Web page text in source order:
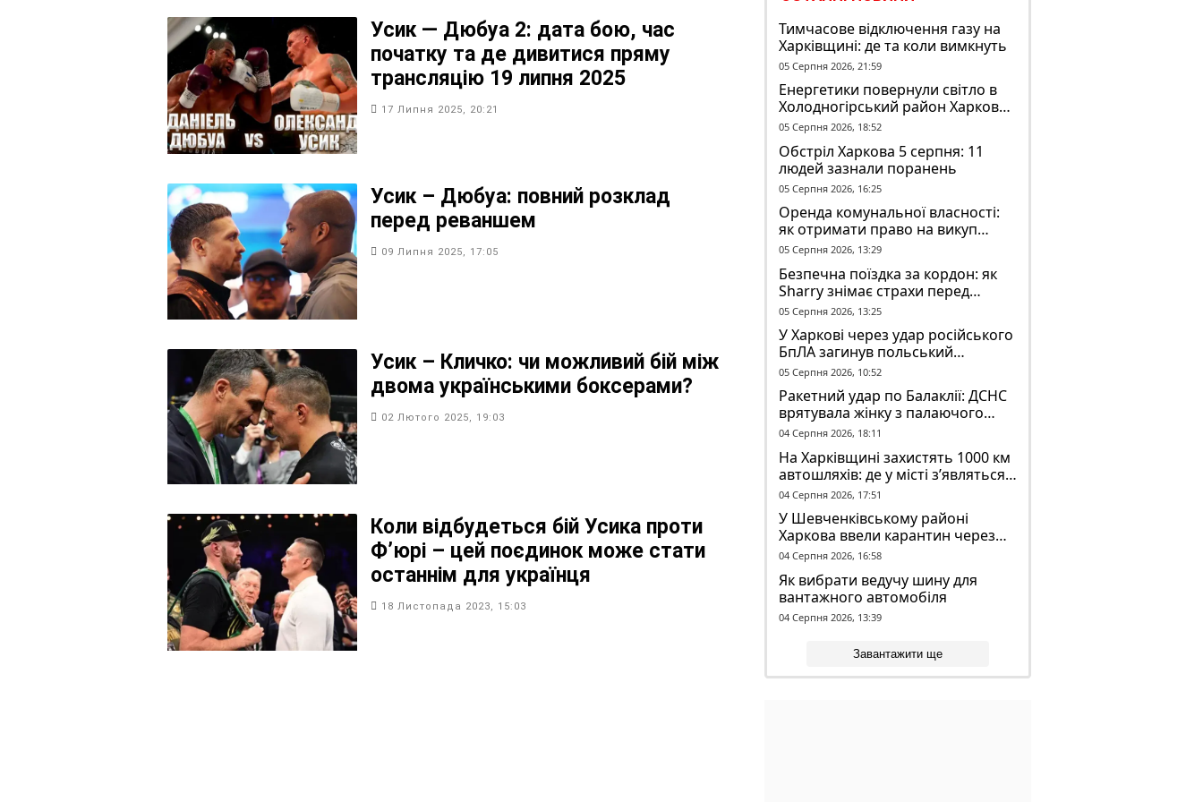
Усик — Дюбуа 2: дата бою, час
початку та де дивитися пряму
трансляцію 19 липня 2025
17 Липня 2025, 20:21
Усик – Дюбуа: повний розклад
перед реваншем
09 Липня 2025, 17:05
Усик – Кличко: чи можливий бій між
двома українськими боксерами?
02 Лютого 2025, 19:03
Коли відбудеться бій Усика проти
Фʼюрі – цей поєдинок може стати
останнім для українця
18 Листопада 2023, 15:03
Тимчасове відключення газу на
Харківщині: де та коли вимкнуть
05 Серпня 2026, 21:59
Енергетики повернули світло в
Холодногірський район Харкова
після ворожого обстрілу
05 Серпня 2026, 18:52
Обстріл Харкова 5 серпня: 11
людей зазнали поранень
05 Серпня 2026, 16:25
Оренда комунальної власності:
як отримати право на викуп
об’єкта
05 Серпня 2026, 13:29
Безпечна поїздка за кордон: як
Sharry знімає страхи перед
довгою дорогою
05 Серпня 2026, 13:25
У Харкові через удар російського
БпЛА загинув польський
волонтер Марек Русек-
Вольський
05 Серпня 2026, 10:52
Ракетний удар по Балаклії: ДСНС
врятувала жінку з палаючого
будинку
04 Серпня 2026, 18:11
На Харківщині захистять 1000 км
автошляхів: де у місті з’являться
антидронові сітки
04 Серпня 2026, 17:51
У Шевченківському районі
Харкова ввели карантин через
скаженого кажана
04 Серпня 2026, 16:58
Як вибрати ведучу шину для
вантажного автомобіля
04 Серпня 2026, 13:39
Завантажити ще